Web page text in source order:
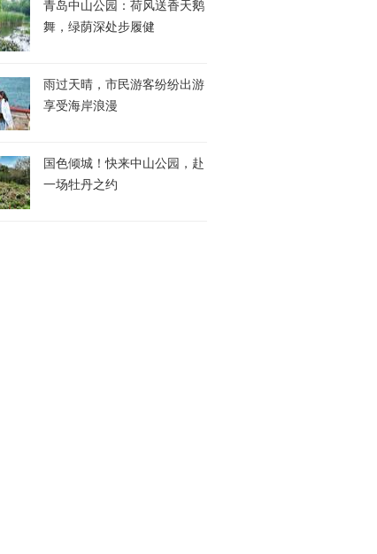
青岛中山公园：荷风送香天鹅
舞，绿荫深处步履健
雨过天晴，市民游客纷纷出游
享受海岸浪漫
国色倾城！快来中山公园，赴
一场牡丹之约